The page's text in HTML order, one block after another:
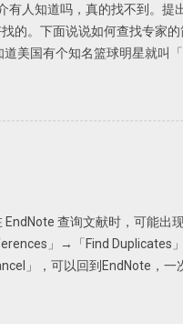
Auto Renaming Options
选择自动重命名方式。可以
名。 但是此功能仅限于设置
有人知道吗，真的找不到。
的。下面说说如何查找专家
美国有个知名篮球明星就叫
还要多。 下面我们来借助搜
们需要借助伟大的Google同
我们可以推测到， 埃弗森真
的信息较少。这本书还有另
搜索，发现 埃弗森 应该叫
研究系。继续增加这些关键
不多就这些了吧。甚至我们
查询文献时，可能出
」→「Find Duplicates
」，可以回到EndNote，
因此，在弹出的对话框中选